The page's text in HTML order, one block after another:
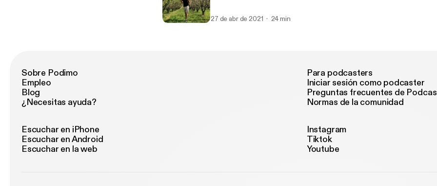
27 de abr de 2021 24 min
Sobre Podimo
Empleo
Blog
¿Necesitas ayuda?
Para podcasters
Iniciar sesión como podcaster
Preguntas frecuentes de
Normas de la comunidad
Escuchar en iPhone
Escuchar en Android
Escuchar en la web
Instagram
Tiktok
Youtube